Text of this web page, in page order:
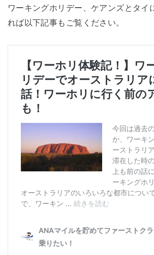
ワーキングホリデー、ケアンズとタイ
れば以下記事もご覧ください。